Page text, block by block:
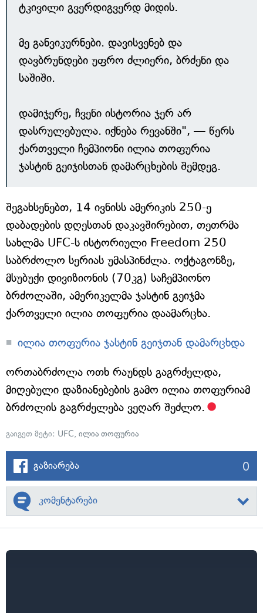
ტკივილი გვერდიგვერდ მიდის.
მე განვიკურნები. დავისვენებ და
დავბრუნდები უფრო ძლიერი, ბრძენი და
საშიში.
დამიჯერე, ჩვენი ისტორია ჯერ არ
დასრულებულა. იქნება რევანში", — წერს
ქართველი ჩემპიონი ილია თოფურია
ჯასტინ გეიჯისთან დამარცხების შემდეგ.
შეგახსენებთ, 14 ივნისს ამერიკის 250-ე
დაბადების დღესთან დაკავშირებით, თეთრმა
სახლმა UFC-ს ისტორიული Freedom 250
საბრძოლო სერიას უმასპინძლა. ოქტაგონზე,
მსუბუქი დივიზიონის (70კგ) საჩემპიონო
ბრძოლაში, ამერიკელმა ჯასტინ გეიჯმა
ქართველი ილია თოფურია დაამარცხა.
ილია თოფურია ჯასტინ გეიჯთან დამარცხდა
ორთაბრძოლა ოთხ რაუნდს გაგრძელდა,
მიღებული დაზიანებების გამო ილია თოფურიამ
ბრძოლის გაგრძელება ვეღარ შეძლო.
გაიგეთ მეტი: UFC, ილია თოფურია
გაზიარება 0
კომენტარები